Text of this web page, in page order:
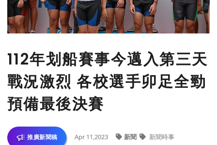
112年划船賽事今邁入第三天
戰況激烈 各校選手卯足全勁
預備最後決賽
推廣新聞稿 Apr 11,2023 新聞 新聞時事